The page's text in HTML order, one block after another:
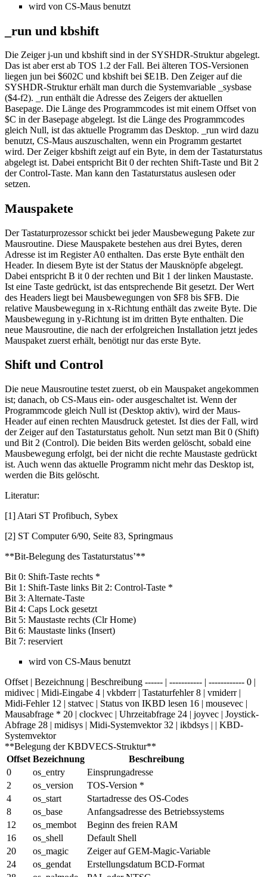
wird von CS-Maus benutzt
_run und kbshift
Die Zeiger j-un und kbshift sind in der SYSHDR-Struktur abgelegt.
Das ist aber erst ab TOS 1.2 der Fall. Bei älteren TOS-Versionen
liegen jun bei $602C und kbshift bei $E1B. Den Zeiger auf die
SYSHDR-Struktur erhält man durch die Systemvariable _sysbase
($4-f2). _run enthält die Adresse des Zeigers der aktuellen
Basepage. Die Länge des Programmcodes ist mit einem Offset von
$C in der Basepage abgelegt. Ist die Länge des Programmcodes
gleich Null, ist das aktuelle Programm das Desktop. _run wird dazu
benutzt, CS-Maus auszuschalten, wenn ein Programm gestartet
wird. Der Zeiger kbshift zeigt auf ein Byte, in dem der Tastaturstatus
abgelegt ist. Dabei entspricht Bit 0 der rechten Shift-Taste und Bit 2
der Control-Taste. Man kann den Tastaturstatus auslesen oder
setzen.
Mauspakete
Der Tastaturprozessor schickt bei jeder Mausbewegung Pakete zur
Mausroutine. Diese Mauspakete bestehen aus drei Bytes, deren
Adresse ist im Register A0 enthalten. Das erste Byte enthält den
Header. In diesem Byte ist der Status der Mausknöpfe abgelegt.
Dabei entspricht B it 0 der rechten und Bit 1 der linken Maustaste.
Ist eine Taste gedrückt, ist das entsprechende Bit gesetzt. Der Wert
des Headers liegt bei Mausbewegungen von $F8 bis $FB. Die
relative Mausbewegung in x-Richtung enthält das zweite Byte. Die
Mausbewegung in y-Richtung ist im dritten Byte enthalten. Die
neue Mausroutine, die nach der erfolgreichen Installation jetzt jedes
Mauspaket zuerst erhält, benötigt nur das erste Byte.
Shift und Control
Die neue Mausroutine testet zuerst, ob ein Mauspaket angekommen
ist; danach, ob CS-Maus ein- oder ausgeschaltet ist. Wenn der
Programmcode gleich Null ist (Desktop aktiv), wird der Maus-
Header auf einen rechten Mausdruck getestet. Ist dies der Fall, wird
der Zeiger auf den Tastaturstatus geholt. Nun setzt man Bit 0 (Shift)
und Bit 2 (Control). Die beiden Bits werden gelöscht, sobald eine
Mausbewegung erfolgt, bei der nicht die rechte Maustaste gedrückt
ist. Auch wenn das aktuelle Programm nicht mehr das Desktop ist,
werden die Bits gelöscht.
Literatur:
[1] Atari ST Profibuch, Sybex
[2] ST Computer 6/90, Seite 83, Springmaus
**Bit-Belegung des Tastaturstatus’**
Bit 0: Shift-Taste rechts *
Bit 1: Shift-Taste links Bit 2: Control-Taste *
Bit 3: Alternate-Taste
Bit 4: Caps Lock gesetzt
Bit 5: Maustaste rechts (Clr Home)
Bit 6: Maustaste links (Insert)
Bit 7: reserviert
wird von CS-Maus benutzt
Offset | Bezeichnung | Beschreibung ------ | ----------- | ------------ 0 |
midivec | Midi-Eingabe 4 | vkbderr | Tastaturfehler 8 | vmiderr |
Midi-Fehler 12 | statvec | Status von IKBD lesen 16 | mousevec |
Mausabfrage * 20 | clockvec | Uhrzeitabfrage 24 | joyvec | Joystick-
Abfrage 28 | midisys | Midi-Systemvektor 32 | ikbdsys | | KBD-
Systemvektor
**Belegung der KBDVECS-Struktur**
Offset Bezeichnung
Beschreibung
0
os_entry
Einsprungadresse
2
os_version
TOS-Version *
4
os_start
Startadresse des OS-Codes
8
os_base
Anfangsadresse des Betriebssystems
12
os_membot
Beginn des freien RAM
16
os_shell
Default Shell
20
os_magic
Zeiger auf GEM-Magic-Variable
24
os_gendat
Erstellungsdatum BCD-Format